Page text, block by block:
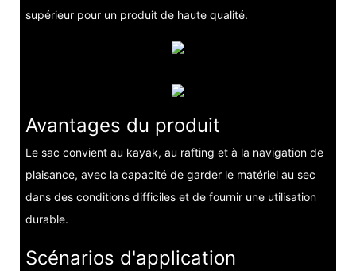
supérieur pour un produit de haute qualité.
Avantages du produit
Le sac convient au kayak, au rafting et à la navigation de
plaisance, avec la capacité de garder le matériel au sec
dans des conditions difficiles et de fournir une utilisation
durable.
Scénarios d'application